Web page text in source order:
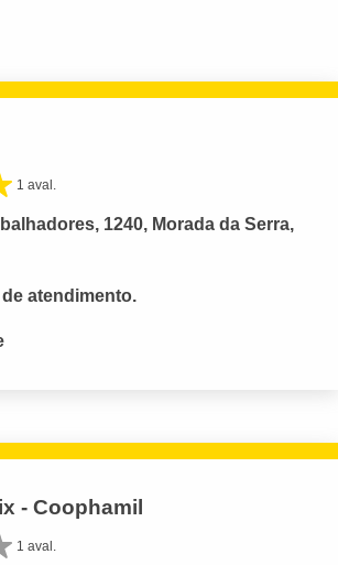
1 aval.
1240, Morada da Serra,
atendimento.
- Coophamil
1 aval.